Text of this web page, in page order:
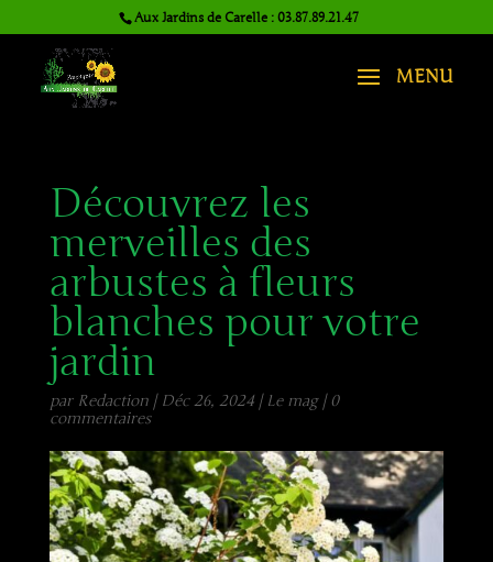
Aux Jardins de Carelle : 03.87.89.21.47
Découvrez les
merveilles des
arbustes à fleurs
blanches pour votre
jardin
par Redaction| Déc 26, 2024| Le mag|0
commentaires